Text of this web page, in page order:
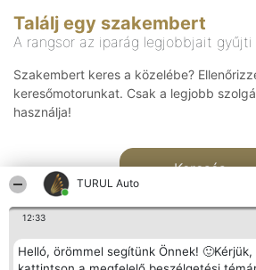
TURUL Auto
12:33
Helló, örömmel segítünk Önnek! 🙂Kérjük,
Találj egy szakembert
A rangsor az iparág legjobbjait gyűjti
Szakembert keres a közelébe?
keresőmotorunkat. Csak a legjobb
használja!
Keresés